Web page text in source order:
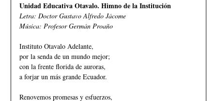
Unidad Educativa Otavalo. Himno de la Institución
Letra: Doctor Gustavo Alfredo Jácome
Música: Profesor Germán Proaño
Instituto Otavalo Adelante,
por la senda de un mundo mejor;
con la frente florida de auroras,
a forjar un más grande Ecuador.
Renovemos promesas y esfuerzos,